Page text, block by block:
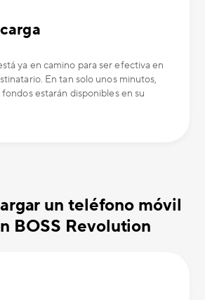
ya en camino para ser efectiva en
En tan solo unos minutos,
estarán disponibles en su
un teléfono móvil
BOSS Revolution